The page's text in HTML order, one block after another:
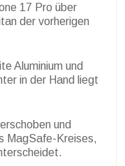
17 Pro über
der vorherigen
Aluminium und
in der Hand liegt
und
MagSafe-Kreises,